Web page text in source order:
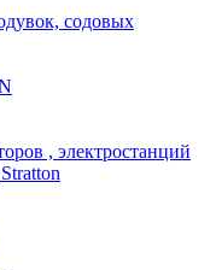
содовых
, электростанций